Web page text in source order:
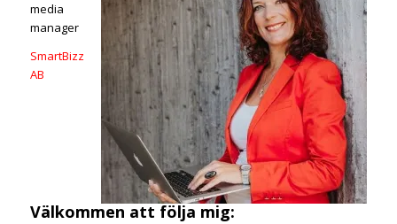
media
manager
SmartBizz
AB
Välkommen att följa mig: